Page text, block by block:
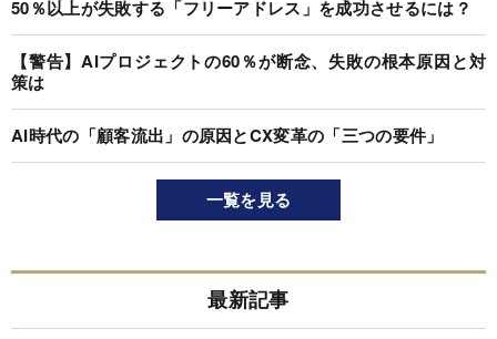
50％以上が失敗する「フリーアドレス」を成功させるには？
【警告】AIプロジェクトの60％が断念、失敗の根本原因と対
策は
AI時代の「顧客流出」の原因とCX変革の「三つの要件」
一覧を見る
最新記事